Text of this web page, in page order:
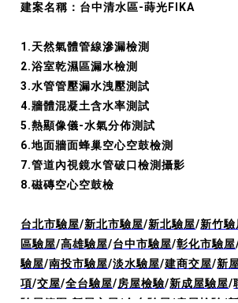
建案名稱：台中清水區-蒔光FIKA
1.天然氣體管線滲漏檢測
2.浴室乾濕區漏水檢測
3.水管管壓漏水洩壓測試
4.牆體混凝土含水率測試
5.熱顯像儀-水氣分佈測試
6.地面牆面蜂巢空心空鼓檢測
7.管道內視鏡水管破口檢測攝影
8.磁磚空心空鼓檢
台北市驗屋/新北市驗屋/新北驗屋/新竹驗
區驗屋/高雄驗屋/台中市驗屋/彰化市驗屋
驗屋/南投市驗屋/淡水驗屋/建商交屋/新
項/交屋/全台驗屋/房屋檢驗/新成屋驗屋/